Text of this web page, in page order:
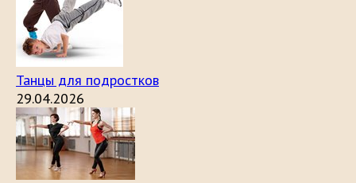
Танцы для подростков
29.04.2026